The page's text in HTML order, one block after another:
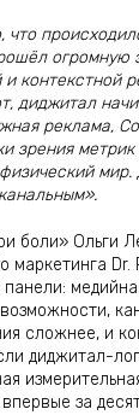
что
контекстной
диджитал
реклама,
зрения
мир.
боли» Ольги
маркетинга Dr.
сложнее, и
диджитал-
за